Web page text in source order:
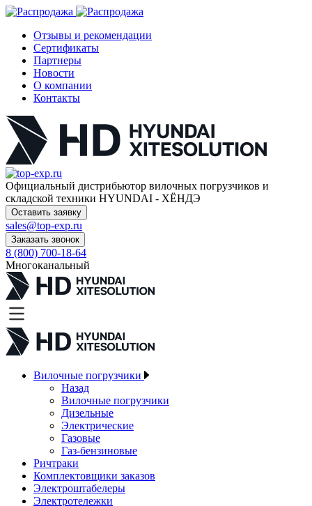
Отзывы и рекомендации
Сертификаты
Партнеры
Новости
О компании
Контакты
Официальный дистрибьютор вилочных погрузчиков и
складской техники HYUNDAI - ХЁНДЭ
Оставить заявку
sales@top-exp.ru
Заказать звонок
8 (800) 700-18-64
Многоканальный
Вилочные погрузчики
Назад
Вилочные погрузчики
Дизельные
Электрические
Газовые
Газ-бензиновые
Ричтраки
Комплектовщики заказов
Электроштабелеры
Электротележки